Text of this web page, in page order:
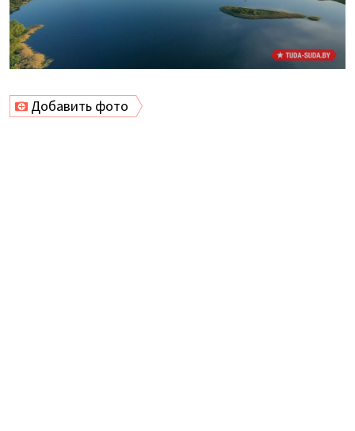
Добавить фото